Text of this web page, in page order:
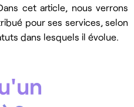
cet article, nous verrons
pour ses services, selon
dans lesquels il évolue.